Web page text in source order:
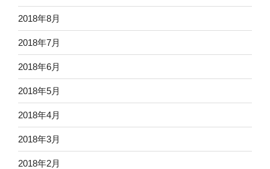
2018年8月
2018年7月
2018年6月
2018年5月
2018年4月
2018年3月
2018年2月